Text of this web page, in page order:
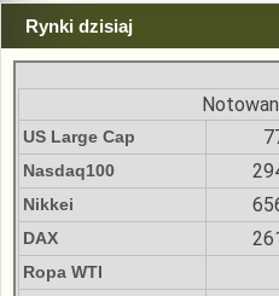
Rynki dzisiaj
US Large Cap
Nasdaq100
Nikkei
DAX
Ropa WTI